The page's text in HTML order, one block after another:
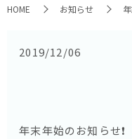
HOME お知らせ
2019/12/06
年末年始のお知らせ❗️